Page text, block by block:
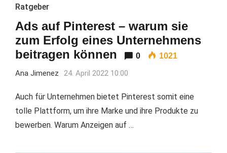
Ratgeber
Ads auf Pinterest – warum sie
zum Erfolg eines Unternehmens
beitragen können
0 1021
Ana Jimenez 24. April 2022 10:00
Auch für Unternehmen bietet Pinterest somit eine
tolle Plattform, um ihre Marke und ihre Produkte zu
bewerben. Warum Anzeigen auf …